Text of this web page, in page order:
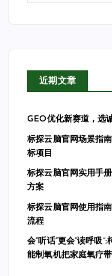
近期文章
GEO优化新赛道，选
标探云脑官网场景指
标项目
标探云脑官网实用手
方案
标探云脑官网使用指
流程
会”听话”更会”读呼吸
能制氧机把家庭氧疗